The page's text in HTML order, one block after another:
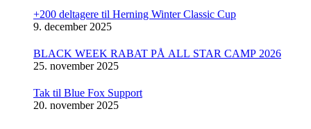
+200 deltagere til Herning Winter Classic Cup
9. december 2025
BLACK WEEK RABAT PÅ ALL STAR CAMP 2026
25. november 2025
Tak til Blue Fox Support
20. november 2025